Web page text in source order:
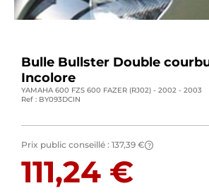
FR | EUR € — MODIFIER
MARQUES
CONSEILS
Bulle Bullster Double
Incolore
YAMAHA 600 FZS 600 FAZER (RJ02) - 2002 - 2003
Ref : BY093DCIN
Prix public conseillé : 137,39 € ?
111,24 €